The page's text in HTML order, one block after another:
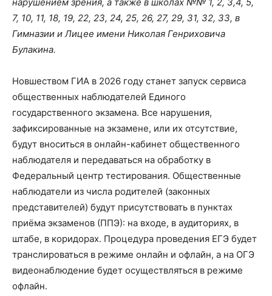
7, 10, 11, 18, 19, 22, 23, 24, 25, 26, 27, 29, 31, 32, 33, в
Гимназии и Лицее имени Николая Генриховича
Булакина.
Новшеством ГИА в 2026 году станет запуск сервиса
общественных наблюдателей Единого
государственного экзамена. Все нарушения,
зафиксированные на экзамене, или их отсутствие,
будут вноситься в онлайн-кабинет общественного
наблюдателя и передаваться на обработку в
Федеральный центр тестирования. Общественные
наблюдатели из числа родителей (законных
представителей) будут присутствовать в пунктах
приёма экзаменов (ППЭ): на входе, в аудиториях, в
штабе, в коридорах. Процедура проведения ЕГЭ будет
транслироваться в режиме онлайн и офлайн, а на ОГЭ
видеонаблюдение будет осуществляться в режиме
офлайн.